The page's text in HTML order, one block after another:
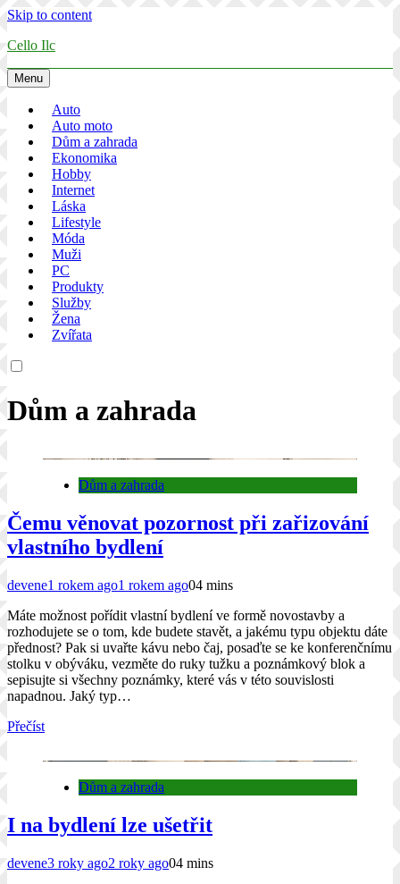
Skip to content
Cello Ilc
Menu
Auto
Auto moto
Dům a zahrada
Ekonomika
Hobby
Internet
Láska
Lifestyle
Móda
Muži
PC
Produkty
Služby
Žena
Zvířata
Dům a zahrada
Dům a zahrada
Čemu věnovat pozornost při zařizování
vlastního bydlení
devene1 rokem ago1 rokem ago04 mins
Máte možnost pořídit vlastní bydlení ve formě novostavby a
rozhodujete se o tom, kde budete stavět, a jakému typu objektu dáte
přednost? Pak si uvařte kávu nebo čaj, posaďte se ke konferenčnímu
stolku v obýváku, vezměte do ruky tužku a poznámkový blok a
sepisujte si všechny poznámky, které vás v této souvislosti
napadnou. Jaký typ…
Přečíst
Dům a zahrada
I na bydlení lze ušetřit
devene3 roky ago2 roky ago04 mins